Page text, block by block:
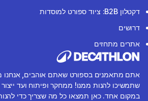
דקטלון B2B: ציוד ספורט למוסדות
דרושים
אתרים מתחזים
אתם מתאמנים בספורט שאתם אוהבים, אנחנו
שתמשיכו להנות ממנו! ממחקר ופיתוח ועד ייצור
במקום אחד. כאן תמצאו כל מה שצריך כדי